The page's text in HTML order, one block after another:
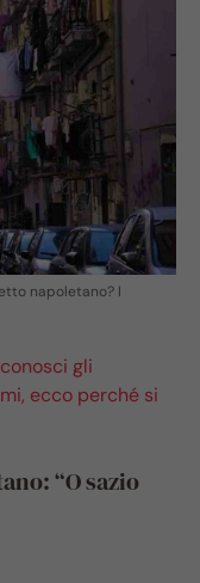
napoletano? I
gli
ecco perché si
“O sazio